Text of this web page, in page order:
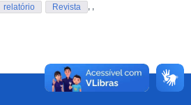
,
relatório ,
Revista